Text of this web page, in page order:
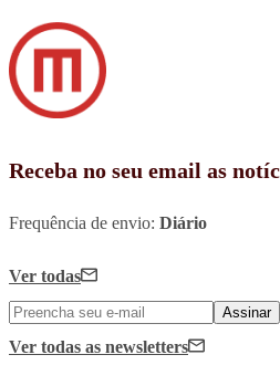
Receba no seu email as
Frequência de envio: Diário
Ver todas
Assinar
Ver todas as newsletters